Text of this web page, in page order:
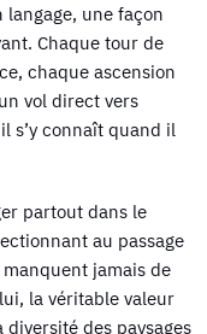
langage, une façon
Chaque tour de
chaque ascension
vol direct vers
s’y connaît quand il
partout dans le
au passage
jamais de
la véritable valeur
diversité des paysages